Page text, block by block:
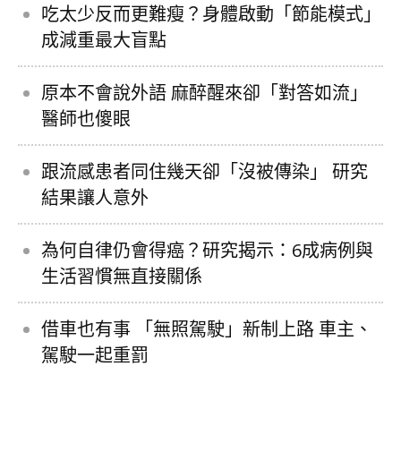
吃太少反而更難瘦？身體啟動「節能模式」
成減重最大盲點
原本不會說外語 麻醉醒來卻「對答如流」
醫師也傻眼
跟流感患者同住幾天卻「沒被傳染」 研究
結果讓人意外
為何自律仍會得癌？研究揭示：6成病例與
生活習慣無直接關係
借車也有事 「無照駕駛」新制上路 車主、
駕駛一起重罰